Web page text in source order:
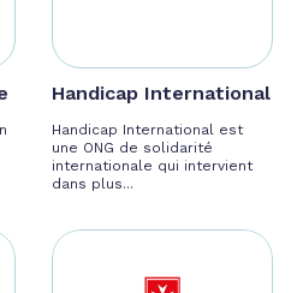
Handicap International
Handicap International est
une ONG de solidarité
internationale qui intervient
dans plus...